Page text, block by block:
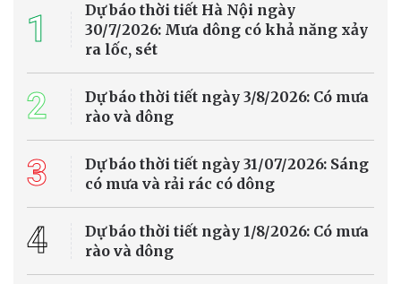
1
Dự báo thời tiết Hà Nội ngày
30/7/2026: Mưa dông có khả năng xảy
ra lốc, sét
2
Dự báo thời tiết ngày 3/8/2026: Có mưa
rào và dông
3
Dự báo thời tiết ngày 31/07/2026: Sáng
có mưa và rải rác có dông
4
Dự báo thời tiết ngày 1/8/2026: Có mưa
rào và dông